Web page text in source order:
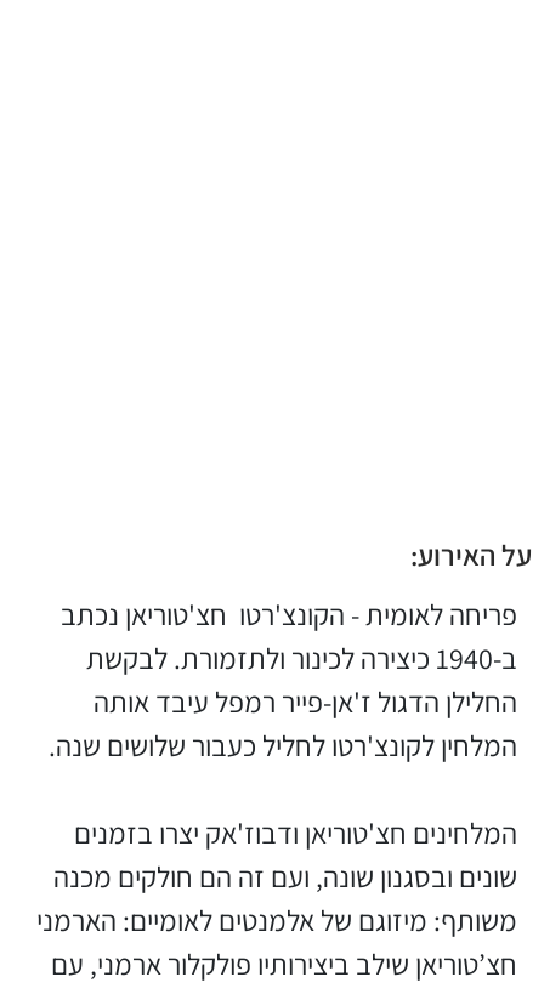
על האירוע:
פריחה לאומית - הקונצ'רטו חצ'טוריאן נכתב
ב-1940 כיצירה לכינור ולתזמורת. לבקשת
החלילן הדגול ז'אן-פייר רמפל עיבד אותה
המלחין לקונצ'רטו לחליל כעבור שלושים שנה.
המלחינים חצ'טוריאן ודבוז'אק יצרו בזמנים
שונים ובסגנון שונה, ועם זה הם חולקים מכנה
משותף: מיזוגם של אלמנטים לאומיים: הארמני
חצ’טוריאן שילב ביצירותיו פולקלור ארמני, עם